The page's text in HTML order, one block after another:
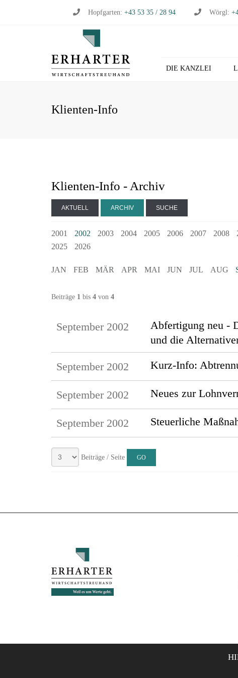
Hopfgarten: +43 53 35 / 28 94 Wörgl:
DIE KANZLEI
Klienten-Info
Klienten-Info - Archiv
AKTUELL ARCHIV SUCHE
2001 2002 2003 2004 2005 2006 2007 2008
2025
2026
JAN FEB MÄR APR MAI JUN JUL AUG
Beiträge 1 bis 4 von 4
September 2002
Abfertigung neu -
und die
September 2002 Kurz-Info:
September 2002 Neues zur
September 2002 Steuerliche
Beiträge / Seite